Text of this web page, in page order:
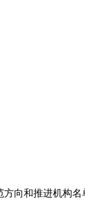
向和推进机构